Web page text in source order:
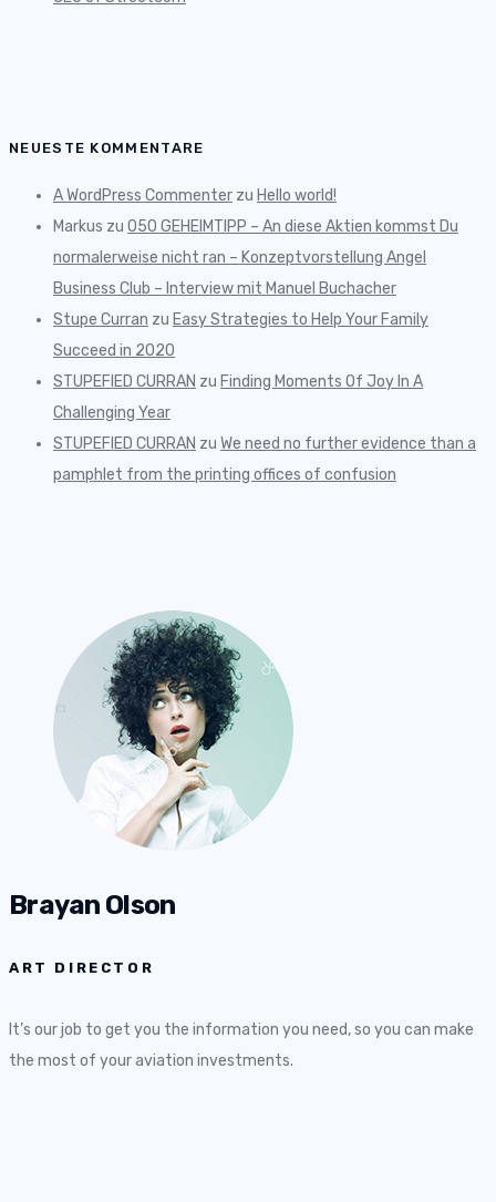
NEUESTE KOMMENTARE
A WordPress Commenter zu Hello world!
Markus zu 050 GEHEIMTIPP – An diese Aktien kommst Du
normalerweise nicht ran – Konzeptvorstellung Angel
Business Club – Interview mit Manuel Buchacher
Stupe Curran zu Easy Strategies to Help Your Family
Succeed in 2020
STUPEFIED CURRAN zu Finding Moments Of Joy In A
Challenging Year
STUPEFIED CURRAN zu We need no further evidence than a
pamphlet from the printing offices of confusion
Brayan Olson
ART DIRECTOR
It’s our job to get you the information you need, so you can make
the most of your aviation investments.